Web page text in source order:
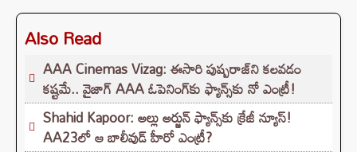
Also Read
AAA Cinemas Vizag: ఈసారి పుష్పరాజ్‌ని కలవడం
కష్టమే.. వైజాగ్ AAA ఓపెనింగ్‌కు ఫ్యాన్స్‌కు నో ఎంట్రీ!
Shahid Kapoor: అల్లు అర్జున్ ఫ్యాన్స్‌కు క్రేజీ న్యూస్!
AA23లో ఆ బాలీవుడ్ హీరో ఎంట్రీ?